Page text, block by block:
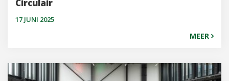
Circulair
17 JUNI 2025
MEER